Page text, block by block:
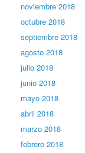
noviembre 2018
octubre 2018
septiembre 2018
agosto 2018
julio 2018
junio 2018
mayo 2018
abril 2018
marzo 2018
febrero 2018